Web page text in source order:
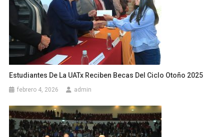
Estudiantes De La UATx Reciben Becas Del Ciclo Otoño 2025
febrero 4, 2026 admin